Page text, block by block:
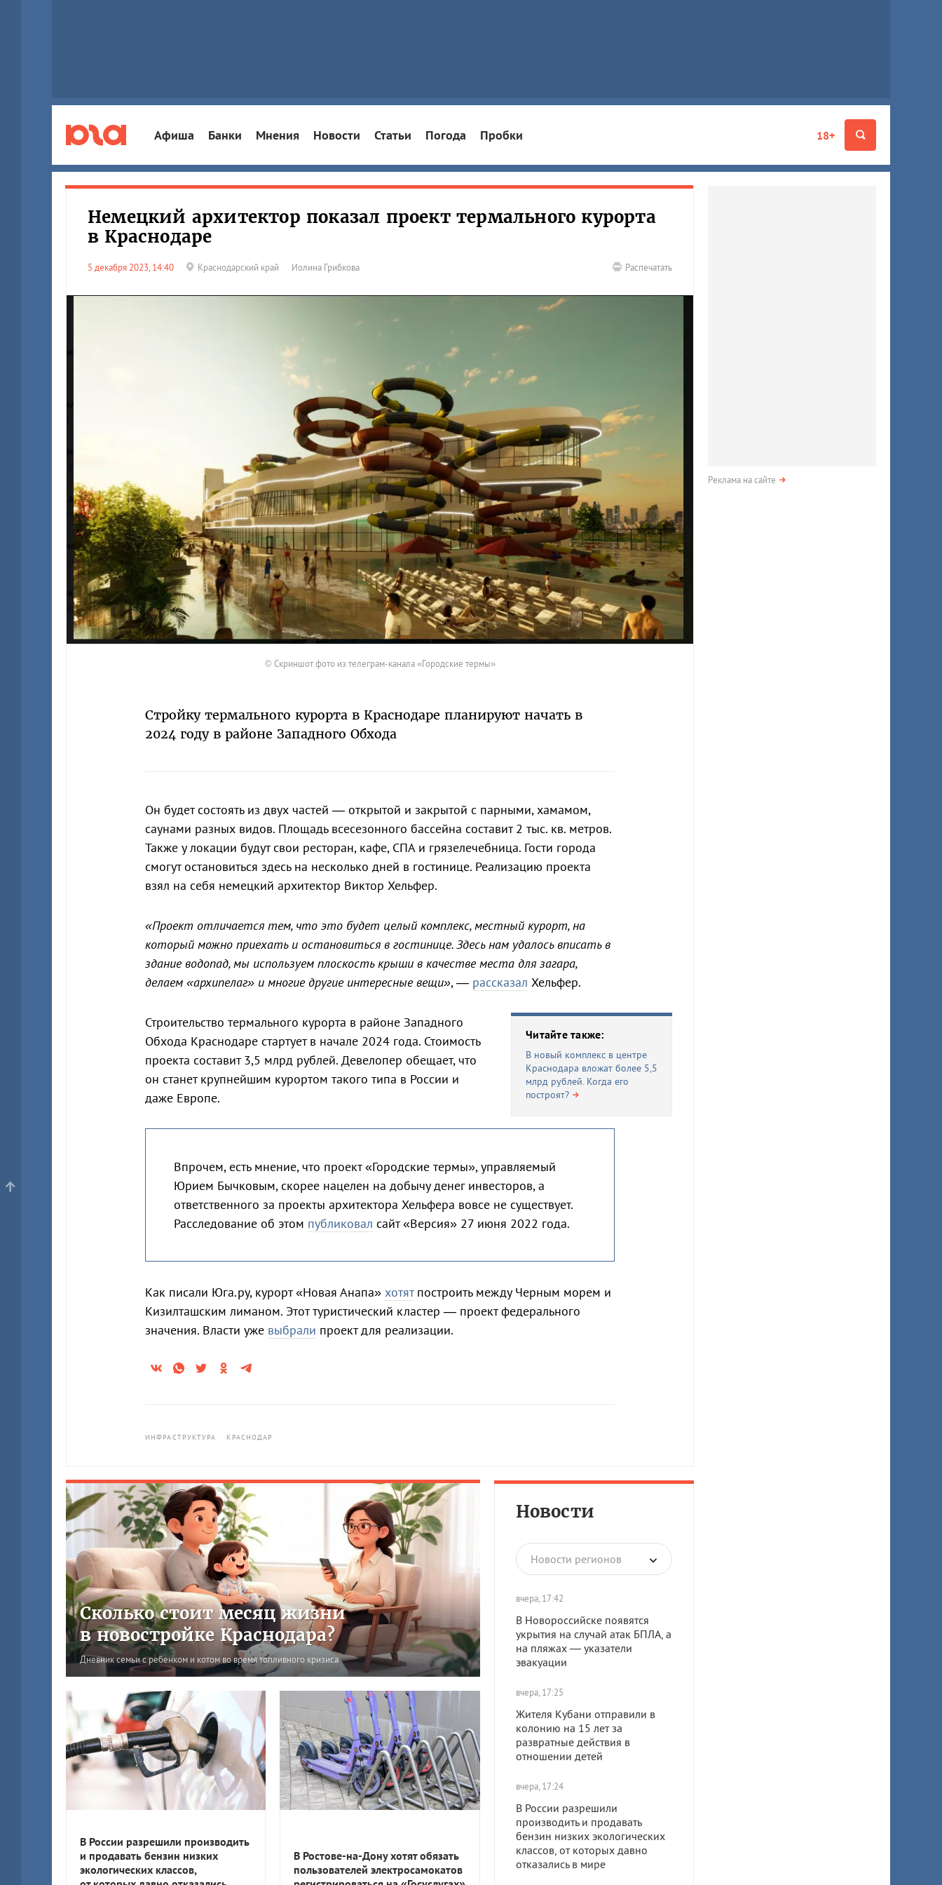
18+
Афиша Банки Мнения Новости Статьи Погода Пробки
Немецкий архитектор показал проект термального курорта
в Краснодаре
5 декабря 2023, 14:40 Краснодарский край Иолина Грибкова Распечатать
© Скриншот фото из телеграм-канала «Городские термы»
Стройку термального курорта в Краснодаре планируют начать в
2024 году в районе Западного Обхода
Он будет состоять из двух частей — открытой и закрытой с парными, хамамом,
саунами разных видов. Площадь всесезонного бассейна составит 2 тыс. кв. метров.
Также у локации будут свои ресторан, кафе, СПА и грязелечебница. Гости города
смогут остановиться здесь на несколько дней в гостинице. Реализацию проекта
взял на себя немецкий архитектор Виктор Хельфер.
«Проект отличается тем, что это будет целый комплекс, местный курорт, на
который можно приехать и остановиться в гостинице. Здесь нам удалось вписать в
здание водопад, мы используем плоскость крыши в качестве места для загара,
делаем «архипелаг» и многие другие интересные вещи», — рассказал Хельфер.
Читайте также:
В новый комплекс в центре
Краснодара вложат более 5,5
млрд рублей. Когда его
построят?
Строительство термального курорта в районе Западного
Обхода Краснодаре стартует в начале 2024 года. Стоимость
проекта составит 3,5 млрд рублей. Девелопер обещает, что
он станет крупнейшим курортом такого типа в России и
даже Европе.
Впрочем, есть мнение, что проект «Городские термы», управляемый
Юрием Бычковым, скорее нацелен на добычу денег инвесторов, а
ответственного за проекты архитектора Хельфера вовсе не существует.
Расследование об этом публиковал сайт «Версия» 27 июня 2022 года.
Как писали Юга.ру, курорт «Новая Анапа» хотятпостроить между Черным морем и
Кизилташским лиманом. Этот туристический кластер — проект федерального
значения. Власти уже выбрали проект для реализации.
ИНФРАСТРУКТУРА КРАСНОДАР
Новости
Новости регионов
вчера, 17:42
В Новороссийске появятся
укрытия на случай атак БПЛА, а
на пляжах — указатели
эвакуации
вчера, 17:25
Жителя Кубани отправили в
колонию на 15 лет за
развратные действия в
отношении детей
вчера, 17:24
В России разрешили
производить и продавать
бензин низких экологических
классов, от которых давно
отказались в мире
Сколько стоит месяц жизни
в новостройке Краснодара?
Дневник семьи с ребенком и котом во время топливного кризиса
В России разрешили производить
и продавать бензин низких
экологических классов,
В Ростове-на-Дону хотят обязать
пользователей электросамокатов
Реклама на сайте